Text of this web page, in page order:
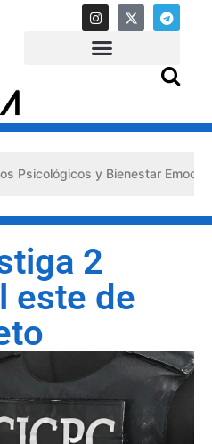
y Bienestar Emocional»
2
este de